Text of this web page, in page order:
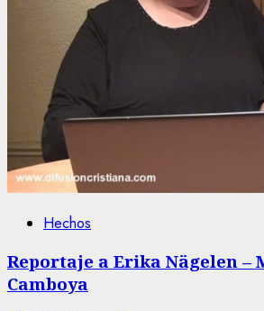
Hechos
Reportaje a Erika Nägelen –
Camboya